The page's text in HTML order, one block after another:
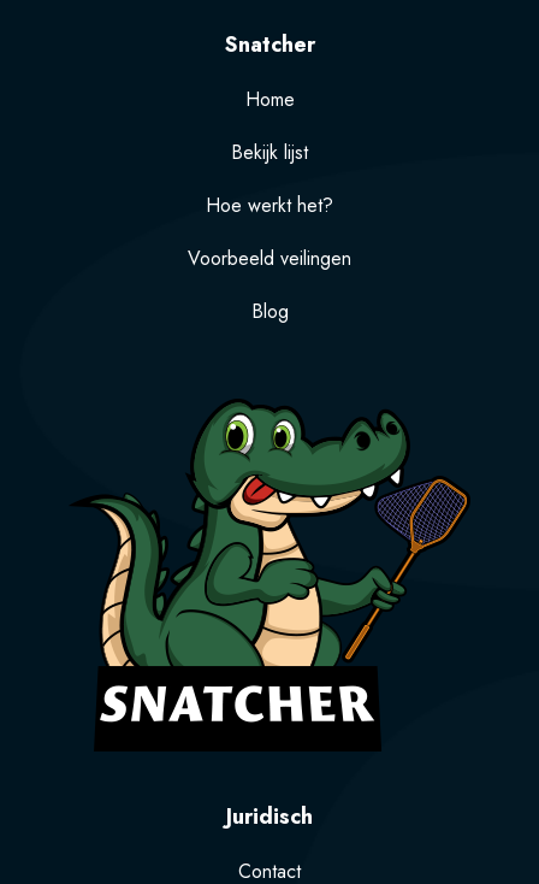
Snatcher
Home
Bekijk lijst
Hoe werkt het?
Voorbeeld veilingen
Blog
Juridisch
Contact